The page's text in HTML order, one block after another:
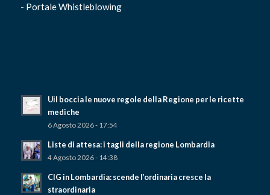
- Portale Whistleblowing
Uil boccia le nuove regole della Regione per le ricette
mediche
6 Agosto 2026 - 17:54
Liste di attesa: i tagli della regione Lombardia
4 Agosto 2026 - 14:38
CIG in Lombardia: scende l’ordinaria cresce la
straordinaria